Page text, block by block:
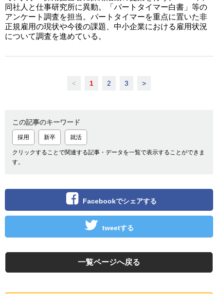
同社人と仕事研究所に異動。「パートタイマー白書」等の
アンケート調査を担当。パートタイマーを重点に置いた非
正規雇用の現状や今後の課題、中小企業における雇用状況
について調査を進めている。
< 1 2 3 >
この記事のキーワード
採用 新卒 就活
クリックすることで関連する記事・データを一覧で表示することができま
す。
Facebookでシェアする
tweetする
一覧ページへ戻る